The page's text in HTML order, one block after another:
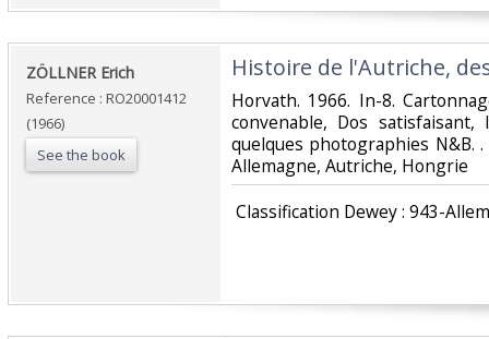
‎ZÖLLNER Erich‎
Reference : RO20001412
(1966)
See the book
‎Histoire de l'Autriche,
‎Horvath. 1966. In-8.
convenable, Dos
quelques photographies N&B.
Allemagne, Autriche, Hongrie‎
Classification Dewey : 943-